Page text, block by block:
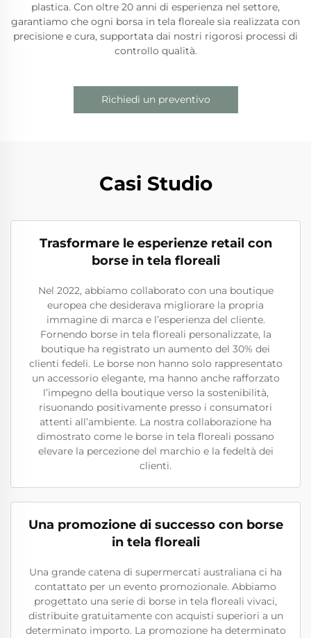
plastica. Con oltre 20 anni di esperienza nel settore,
garantiamo che ogni borsa in tela floreale sia realizzata con
precisione e cura, supportata dai nostri rigorosi processi di
controllo qualità.
Richiedi un preventivo
Casi Studio
Trasformare le esperienze retail con
borse in tela floreali
Nel 2022, abbiamo collaborato con una boutique
europea che desiderava migliorare la propria
immagine di marca e l’esperienza del cliente.
Fornendo borse in tela floreali personalizzate, la
boutique ha registrato un aumento del 30% dei
clienti fedeli. Le borse non hanno solo rappresentato
un accessorio elegante, ma hanno anche rafforzato
l’impegno della boutique verso la sostenibilità,
risuonando positivamente presso i consumatori
attenti all’ambiente. La nostra collaborazione ha
dimostrato come le borse in tela floreali possano
elevare la percezione del marchio e la fedeltà dei
clienti.
Una promozione di successo con borse
in tela floreali
Una grande catena di supermercati australiana ci ha
contattato per un evento promozionale. Abbiamo
progettato una serie di borse in tela floreali vivaci,
distribuite gratuitamente con acquisti superiori a un
determinato importo. La promozione ha determinato